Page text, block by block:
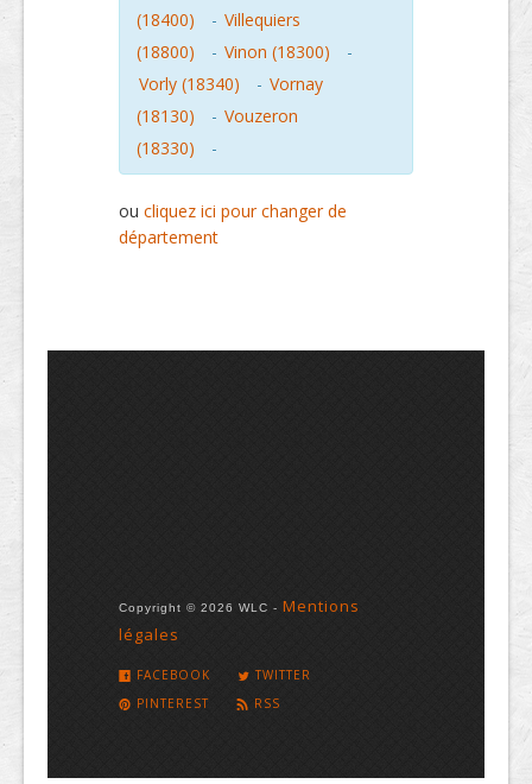
(18400)
- Villequiers
(18800)
- Vinon (18300)
-
Vorly (18340)
- Vornay
(18130)
- Vouzeron
(18330)
-
ou cliquez ici pour changer de
département
Copyright © 2026 WLC - Mentions
légales
FACEBOOK
TWITTER
PINTEREST
RSS